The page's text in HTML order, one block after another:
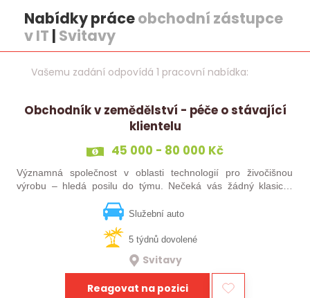
Nabídky práceobchodní zástupce
v IT | Svitavy
Vašemu zadání odpovídá 1 pracovní nabídka:
Obchodník v zemědělství - péče o stávající
klientelu
45 000 - 80 000 Kč
Významná společnost v oblasti technologií pro živočišnou
výrobu – hledá posilu do týmu. Nečeká vás žádný klasický
Služební auto
5 týdnů dovolené
Svitavy
Reagovat na pozici